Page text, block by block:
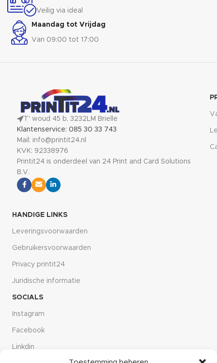
Veilig via ideal
Maandag tot Vrijdag
Van 09:00 tot 17:00
T' woud 45 b, 3232LM Brielle
Klantenservice: 085 30 33 743
Mail: info@printit24.nl
KVK: 92338976
Printit24 is onderdeel van 24 Print and Card Solutions
B.V.
HANDIGE LINKS
Leveringsvoorwaarden
Gebruikersvoorwaarden
Privacy printit24
Juridische informatie
SOCIALS
Instagram
Facebook
Linkdin